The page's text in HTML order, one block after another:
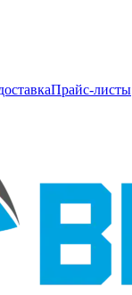
Прайс-листы